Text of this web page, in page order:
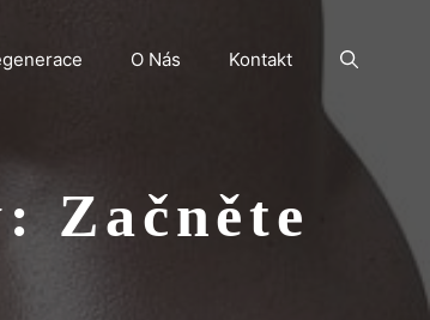
O Nás Kontakt
Začněte